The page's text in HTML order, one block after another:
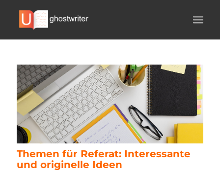
Themen für Referat: Interessante
und originelle Ideen